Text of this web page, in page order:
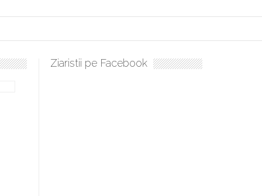
Sculați, sculați, boieri mari! Sara Nukina are nevoie de ajutorul
Ziaristii pe Facebook